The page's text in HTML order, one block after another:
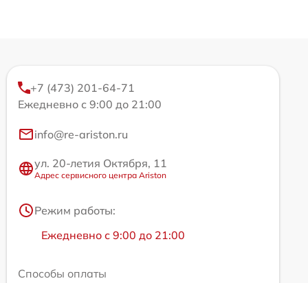
+7 (473) 201-64-71
Ежедневно с 9:00 до 21:00
info@re-ariston.ru
ул. 20-летия Октября, 11
Адрес сервисного центра Ariston
Режим работы:
Ежедневно с 9:00 до 21:00
Способы оплаты